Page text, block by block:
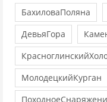
БахиловаПоляна
ДевьяГора
МолодецкийКурган